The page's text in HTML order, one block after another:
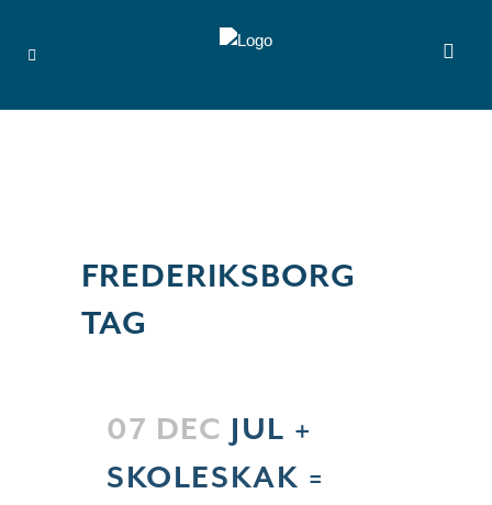
FREDERIKSBORG
TAG
07 DEC JUL +
SKOLESKAK =